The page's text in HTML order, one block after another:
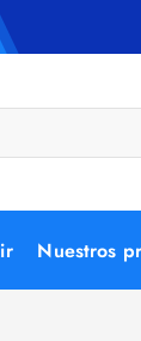
Nuestros